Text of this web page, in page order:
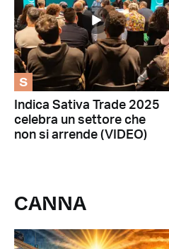
S
Indica Sativa Trade 2025
celebra un settore che
non si arrende (VIDEO)
CANNA